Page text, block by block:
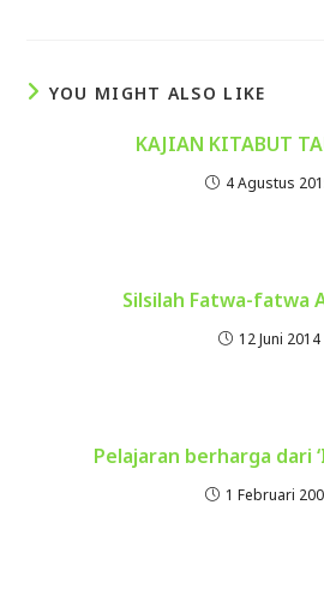
YOU MIGHT ALSO LIKE
KAJIAN KITABUT
4 Agustus
Silsilah Fatwa-fatwa
12 Juni 2014
Pelajaran berharga dari
1 Februari